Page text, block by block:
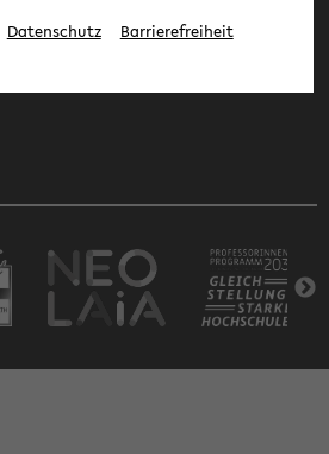
Datenschutz Barrierefreiheit